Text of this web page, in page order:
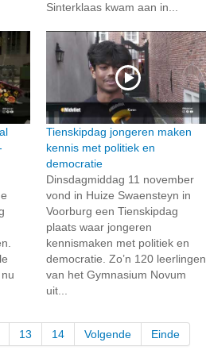
Sinterklaas kwam aan in...
Tienskipdag jongeren maken
kennis met politiek en
democratie
Dinsdagmiddag 11 november
vond in Huize Swaensteyn in
Voorburg een Tienskipdag
plaats waar jongeren
kennismaken met politiek en
democratie. Zo’n 120 leerlingen
van het Gymnasium Novum
uit...
13 14 Volgende Einde